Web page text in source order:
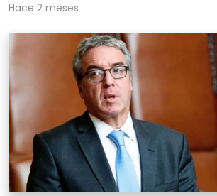
Hace 2 meses